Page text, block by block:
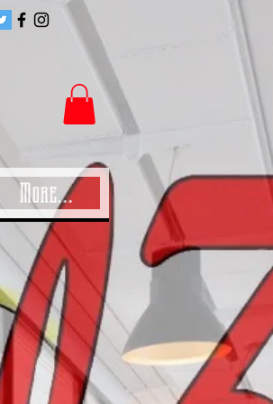
More...